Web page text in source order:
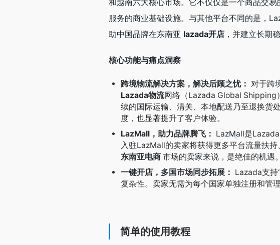
和越南六大核心市场。它不仅仅是一个商品交
服务的商业基础设施。与其他平台不同的是，
助中国品牌在东南亚 lazada开店 ，并建立长期
核心功能与痛点洞察
跨境物流解决方案，解决后顾之忧： 对于跨
Lazada物流网络（Lazada Global Shipping
续的国际运输、清关、本地配送乃至退换货
度，也显著提升了客户体验。
LazMall，助力品牌腾飞： LazMall是
入驻LazMall的卖家将获得更多平台流量扶
东南亚电商 市场的卖家来说，是绝佳的机遇。
一键开店，多国市场同步拓展： Lazada支持
复杂性。卖家无需为每个国家单独注册和管
简单的使用教程